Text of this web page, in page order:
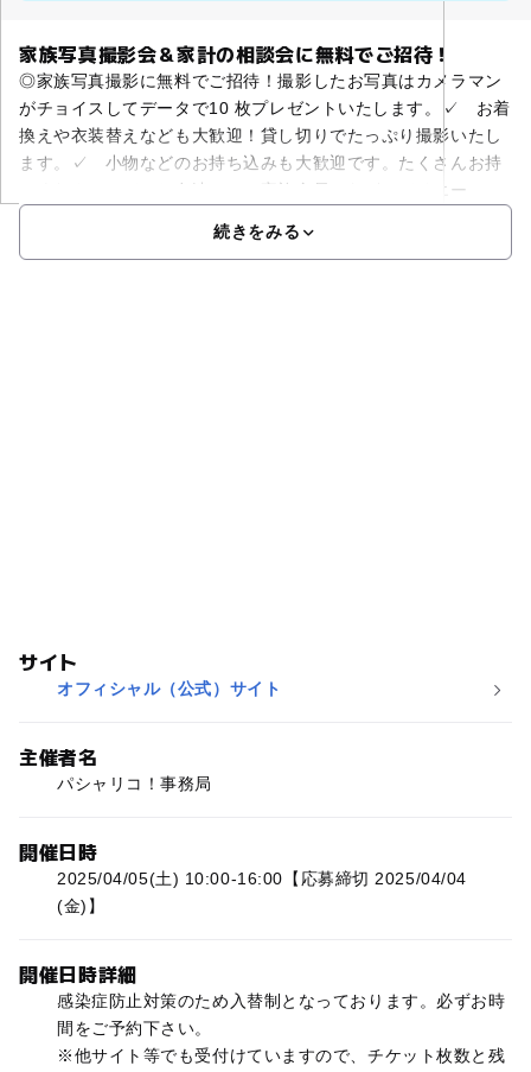
家族写真撮影会＆家計の相談会に無料でご招待！
◎家族写真撮影に無料でご招待！撮影したお写真はカメラマン
がチョイスしてデータで10 枚プレゼントいたします。✓ お着
換えや衣装替えなども大歓迎！貸し切りでたっぷり撮影いたし
ます。✓ 小物などのお持ち込みも大歓迎です。たくさんお持
ちください。✓ お友達と、ご家族全員でなど、バリエー
続きをみる
サイト
オフィシャル（公式）サイト
主催者名
パシャリコ！事務局
開催日時
2025/04/05(土) 10:00-16:00【応募締切 2025/04/04
(金)】
開催日時詳細
感染症防止対策のため入替制となっております。必ずお時
間をご予約下さい。
※他サイト等でも受付けていますので、チケット枚数と残